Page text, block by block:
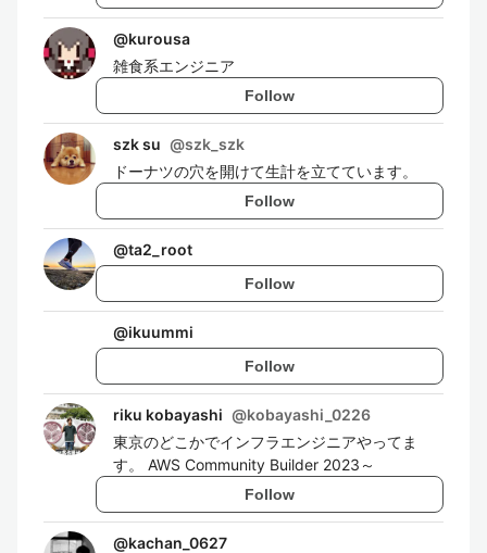
@kurousa
雑食系エンジニア
Follow
szk su @szk_szk
ドーナツの穴を開けて生計を立てています。
Follow
@ta2_root
Follow
@ikuummi
Follow
riku kobayashi @kobayashi_0226
東京のどこかでインフラエンジニアやってま
す。 AWS Community Builder 2023～
Follow
@kachan_0627